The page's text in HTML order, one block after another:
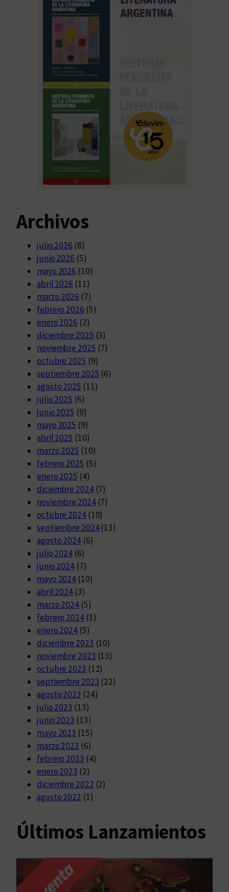
Archivos
julio 2026 (8)
junio 2026 (5)
mayo 2026 (10)
abril 2026 (11)
marzo 2026 (7)
febrero 2026 (5)
enero 2026 (2)
diciembre 2025 (3)
noviembre 2025 (7)
octubre 2025 (9)
septiembre 2025 (6)
agosto 2025 (11)
julio 2025 (6)
junio 2025 (9)
mayo 2025 (9)
abril 2025 (10)
marzo 2025 (10)
febrero 2025 (5)
enero 2025 (4)
diciembre 2024(7)
noviembre 2024(7)
octubre 2024(10)
septiembre 2024(13)
agosto 2024(6)
julio 2024 (6)
junio 2024 (7)
mayo 2024 (10)
abril 2024 (3)
marzo 2024 (5)
febrero 2024(1)
enero 2024 (5)
diciembre 2023 (10)
noviembre 2023 (13)
octubre 2023 (12)
septiembre 2023 (22)
agosto 2023 (24)
julio 2023 (13)
junio 2023 (13)
mayo 2023 (15)
marzo 2023 (6)
febrero 2023 (4)
enero 2023 (2)
diciembre 2022 (2)
agosto 2022 (1)
Últimos Lanzamientos